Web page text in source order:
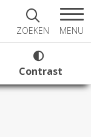
ZOEKEN MENU
Contrast